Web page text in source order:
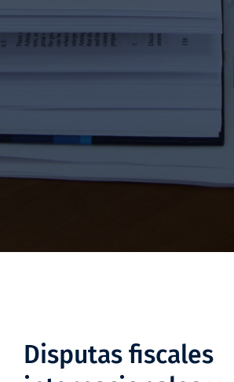
Disputas fiscales